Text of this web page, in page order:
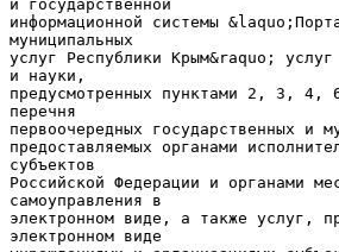
и государственной
информационной системы
муниципальных
услуг Республики Крым&raquo;
и науки,
предусмотренных пунктами 2, 3, 4,
перечня
первоочередных государственных и
предоставляемых органами
субъектов
Российской Федерации и органами
самоуправления в
электронном виде, а также услуг,
электронном виде